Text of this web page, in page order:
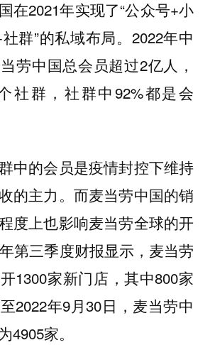
在2021年实现了“公众号+小
群”的私域布局。2022年中
劳中国总会员超过2亿人，
社群，社群中92%都是会
中的会员是疫情封控下维持
的主力。而麦当劳中国的销
度上也影响麦当劳全球的开
第三季度财报显示，麦当劳
1300家新门店，其中800家
2022年9月30日，麦当劳中
4905家。